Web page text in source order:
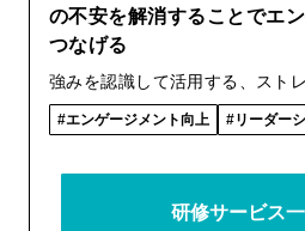
の不安を解消することでエ
つなげる
強みを認識して活用する、スト
エンゲージメント向上 リーダー
研修サービス